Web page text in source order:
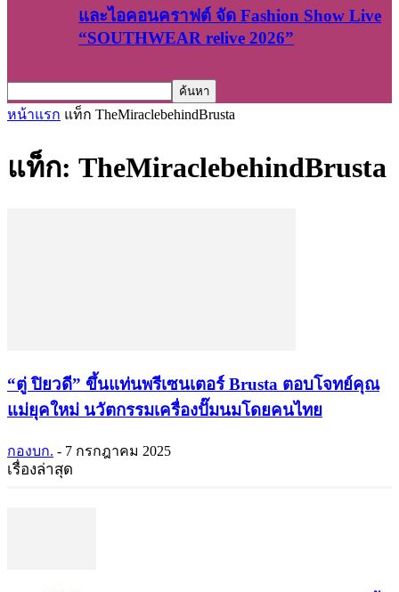
และไอคอนคราฟต์ จัด Fashion Show Live
“SOUTHWEAR relive 2026”
หน้าแรก แท็ก TheMiraclebehindBrusta
แท็ก: TheMiraclebehindBrusta
“ตู่ ปิยวดี” ขึ้นแท่นพรีเซนเตอร์ Brusta ตอบโจทย์คุณ
แม่ยุคใหม่ นวัตกรรมเครื่องปั๊มนมโดยคนไทย
กองบก. - 7 กรกฎาคม 2025
เรื่องล่าสุด